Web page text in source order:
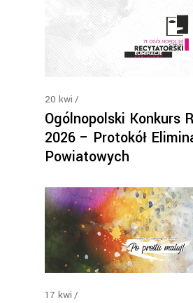
20 kwi
Ogólnopolski Konkurs
2026 – Protokół
Powiatowych
17 kwi